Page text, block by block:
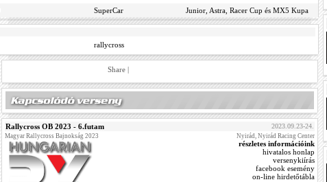
SuperCar Junior, Astra, Racer Cup és MX5 Kupa
rallycross
Share |
Rallycross OB 2023 - 6.futam 2023.09.23-24.
Magyar Rallycross Bajnokság 2023 Nyirád, Nyirád Racing Center
részletes információink
hivatalos honlap
versenykiírás
facebook esemény
on-line hirdetőtábla